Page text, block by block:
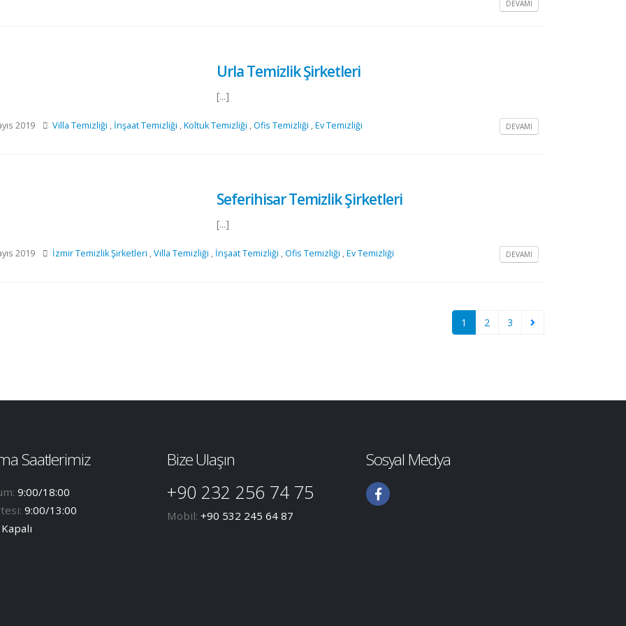
DEVAMI
Urla Temizlik Şirketleri
[...]
2019 Villa Temizliği , İnşaat Temizliği ,Koltuk Temizliği ,Ofis Temizliği ,Ev Temizliği DEVAMI
Seferihisar Temizlik Şirketleri
[...]
2019 İzmir Temizlik Şirketleri ,Villa Temizliği , İnşaat Temizliği ,Ofis Temizliği ,Ev Temizliği DEVAMI
1 2 3
Saatlerimiz
9:00/18:00
9:00/13:00
Kapalı
Bize Ulaşın
+90 232 256 74 75
Mobil: +90 532 245 64 87
Sosyal Medya